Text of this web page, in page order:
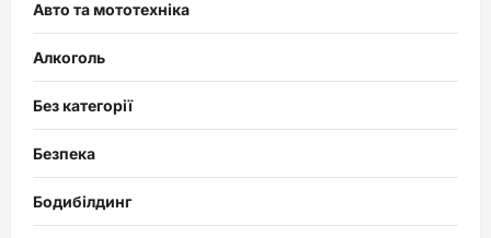
Авто та мототехніка
Алкоголь
Без категорії
Безпека
Бодибілдинг